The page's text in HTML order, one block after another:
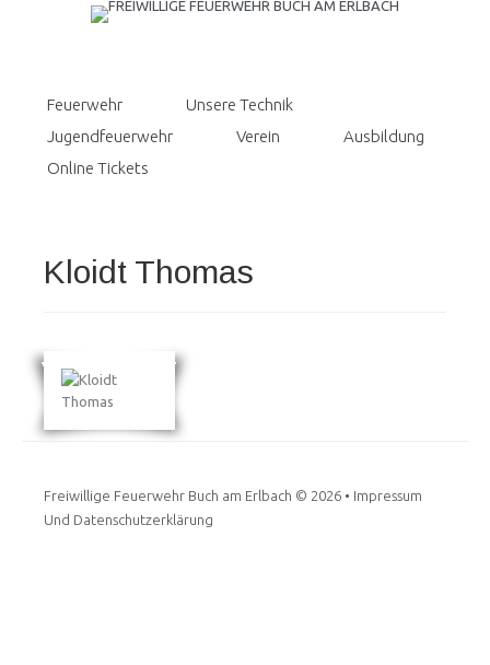
Feuerwehr
Unsere Technik
Jugendfeuerwehr
Verein
Ausbildung
Online Tickets
Kloidt Thomas
Freiwillige Feuerwehr Buch am Erlbach © 2026 • Impressum
Und Datenschutzerklärung